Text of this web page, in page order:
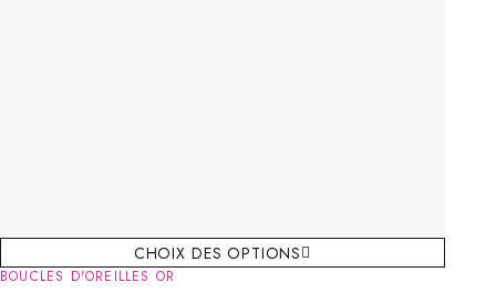
CHOIX DES OPTIONS
BOUCLES D'OREILLES OR